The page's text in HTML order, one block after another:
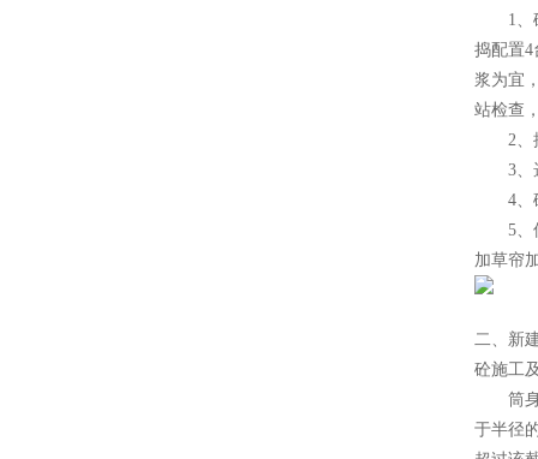
1、砼
捣配置4
浆为宜
站检查
2、控
3、选
4、砼
5、保
加草帘
二、新
砼施工
筒身
于半径